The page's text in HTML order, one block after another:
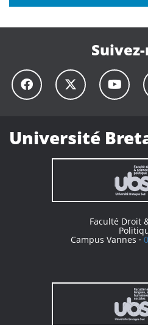
Université
Faculté Droit
Campus Vannes ·